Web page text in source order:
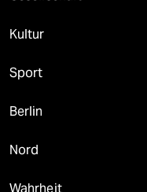
Kultur
Sport
Berlin
Nord
Wahrheit